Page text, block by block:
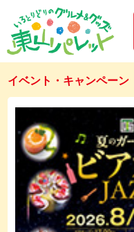
イベント・キャンペーン